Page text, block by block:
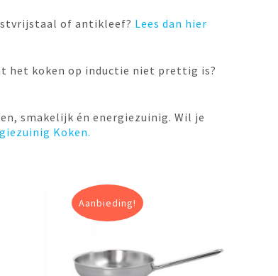
of antikleef? Lees dan hier
het koken op inductie niet prettig is?
smakelijk én energiezuinig. Wil je
Koken.
Aanbieding!